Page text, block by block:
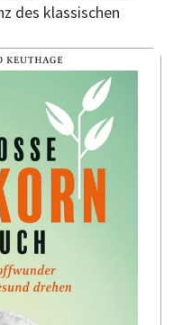
des klassischen